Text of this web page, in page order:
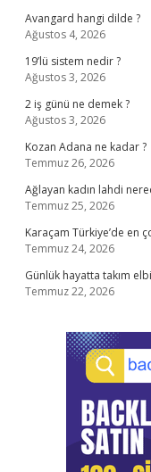
Avangard hangi dilde ?
Ağustos 4, 2026
19’lü sistem nedir ?
Ağustos 3, 2026
2 iş günü ne demek ?
Ağustos 3, 2026
Kozan Adana ne kadar ?
Temmuz 26, 2026
Ağlayan kadın lahdi
Temmuz 25, 2026
Karaçam Türkiye’de en
Temmuz 24, 2026
Günlük hayatta takım
Temmuz 22, 2026